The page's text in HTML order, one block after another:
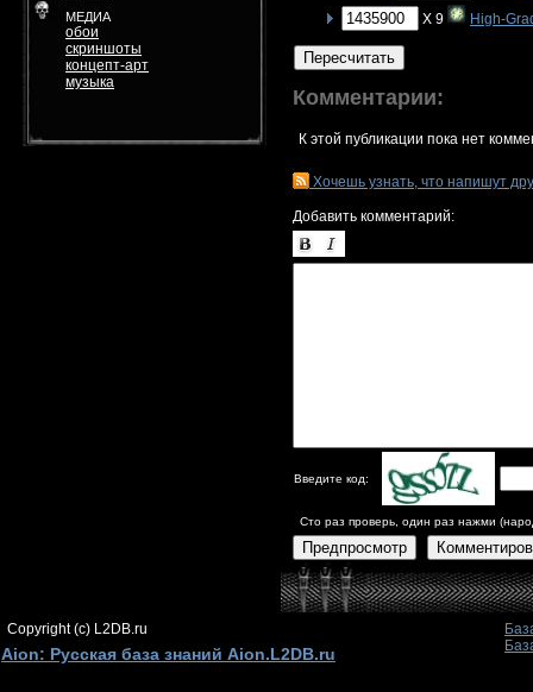
МЕДИА
обои
скриншоты
концепт-арт
музыка
X 9
High-
Пересчитать
Комментарии:
К этой публикации пока нет
Хочешь узнать, что напишут
Добавить комментарий:
Введите код:
Сто раз проверь, один раз нажми
Предпросмотр
Copyright (c) L2DB.ru
Aion: Русская база знаний Aion.L2DB.ru